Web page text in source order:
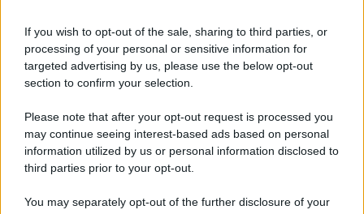
If you wish to opt-out of the sale, sharing to third parties, or
processing of your personal or sensitive information for
targeted advertising by us, please use the below opt-out
section to confirm your selection.
Please note that after your opt-out request is processed you
may continue seeing interest-based ads based on personal
information utilized by us or personal information disclosed to
third parties prior to your opt-out.
You may separately opt-out of the further disclosure of your
Il ricordo /Storia di Pietro Mennea, la Freccia del Sud più
veloce del mondo
Ecco tutta la storia di Pietro Mennea, il più grande velocista
europeo della storia. Fu per 17 ani primatista mondiale dei 200